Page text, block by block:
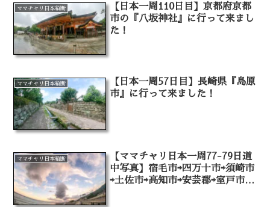
ママチャリ日本縦断
【日本一周110日目】京都府京都
市の『八坂神社』に行って来まし
た！
ママチャリ日本縦断
【日本一周57日目】長崎県『島原
市』に行って来ました！
ママチャリ日本縦断
【ママチャリ日本一周77-79日道
中写真】宿毛市⇨四万十市⇨須崎市
⇨土佐市⇨高知市⇨安芸郡⇨室戸市